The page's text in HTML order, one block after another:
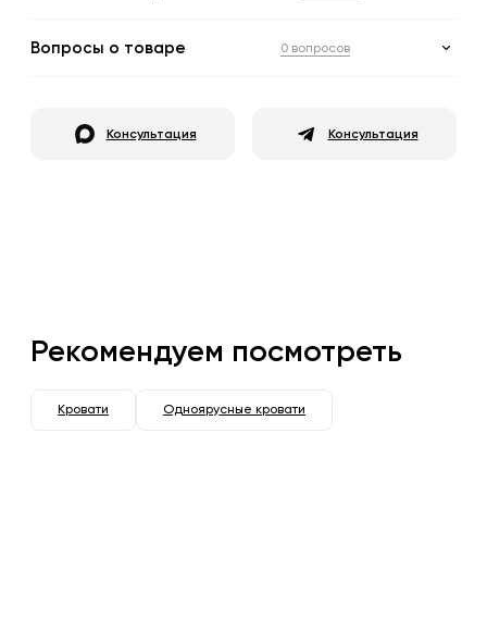
Вопросы о товаре 0 вопросов
Консультация Консультация
Рекомендуем посмотреть
Кровати Одноярусные кровати